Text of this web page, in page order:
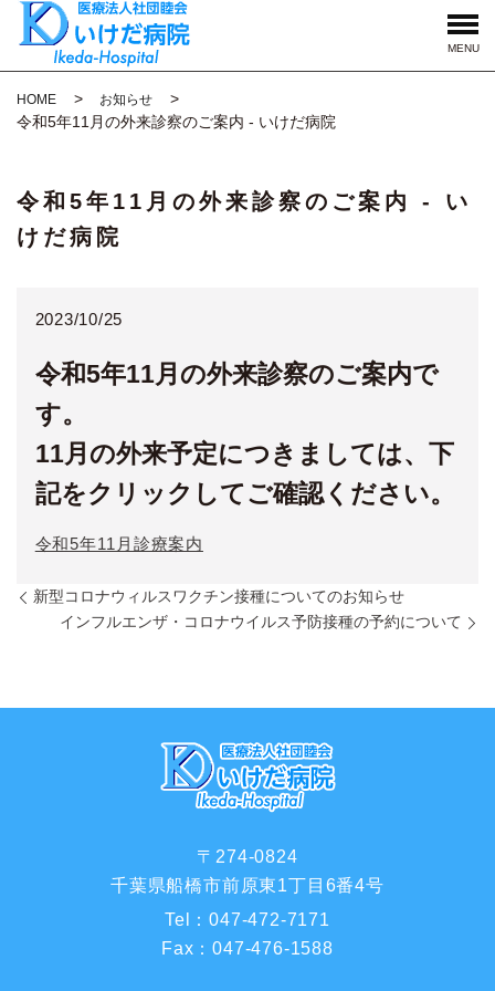
MENU
HOME お知らせ
令和5年11月の外来診察のご案内 - いけだ病院
令和5年11月の外来診察のご案内 - い
けだ病院
2023/10/25
令和5年11月の外来診察のご案内で
す。
11月の外来予定につきましては、下
記をクリックしてご確認ください。
令和5年11月診療案内
新型コロナウィルスワクチン接種についてのお知らせ
インフルエンザ・コロナウイルス予防接種の予約について
〒274-0824
千葉県船橋市前原東1丁目6番4号
Tel：047-472-7171
Fax：047-476-1588